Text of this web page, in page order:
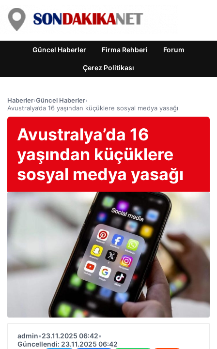
Güncel Haberler Firma Rehberi Forum
Çerez Politikası
Haberler›Güncel Haberler›
Avustralya’da 16 yaşından küçüklere sosyal medya yasağı
Avustralya’da 16
yaşından küçüklere
sosyal medya yasağı
admin•23.11.2025 06:42•
Güncellendi: 23.11.2025 06:42